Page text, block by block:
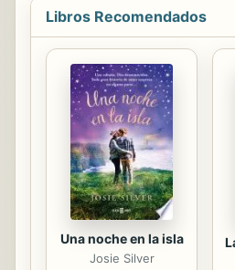
imagination ...
reads with his
identified. I
for my first lost
and pure feeling
up our hearts ...
it to fall in love. I
writing, feeling
Libros Recomendados
Una noche en la isla
Josie Silver